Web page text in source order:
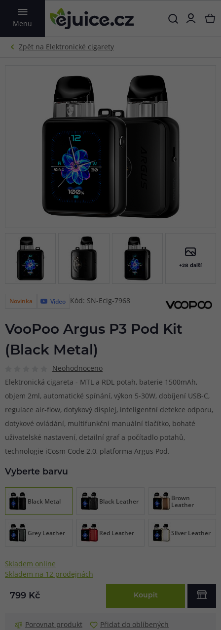
Menu
VYHLEDAT
+28 další
Novinka Video Kód: SN-Ecig-7968
VooPoo Argus P3 Pod Kit
(Black Metal)
Neohodnoceno
Elektronická cigareta - MTL a RDL potah, baterie 1500mAh,
objem 2ml, automatické spínání, výkon 5-30W, dobíjení USB-C,
regulace air-flow, dotykový displej, inteligentní detekce odporu,
dotykové ovládání, multifunkční manuální tlačítko, bohaté
uživatelské nastavení, detailní graf a počítadlo potahů,
technologie iCosm Code 2.0, platforma Argus Pod.
Vyberte barvu
Black Metal Black Leather
Brown
Leather
Grey Leather Red Leather Silver Leather
Skladem online
Skladem na 12 prodejnách
799 Kč Koupit
Porovnat produkt
Přidat do oblíbených